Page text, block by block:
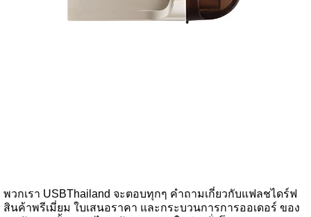
พวกเรา USBThailand จะตอบทุกๆ คำถามเกี่ยวกับแฟลชไดร์ฟ
สินค้าพรีเมี่ยม ใบเสนอราคา และกระบวนการการออเดอร์ ของ